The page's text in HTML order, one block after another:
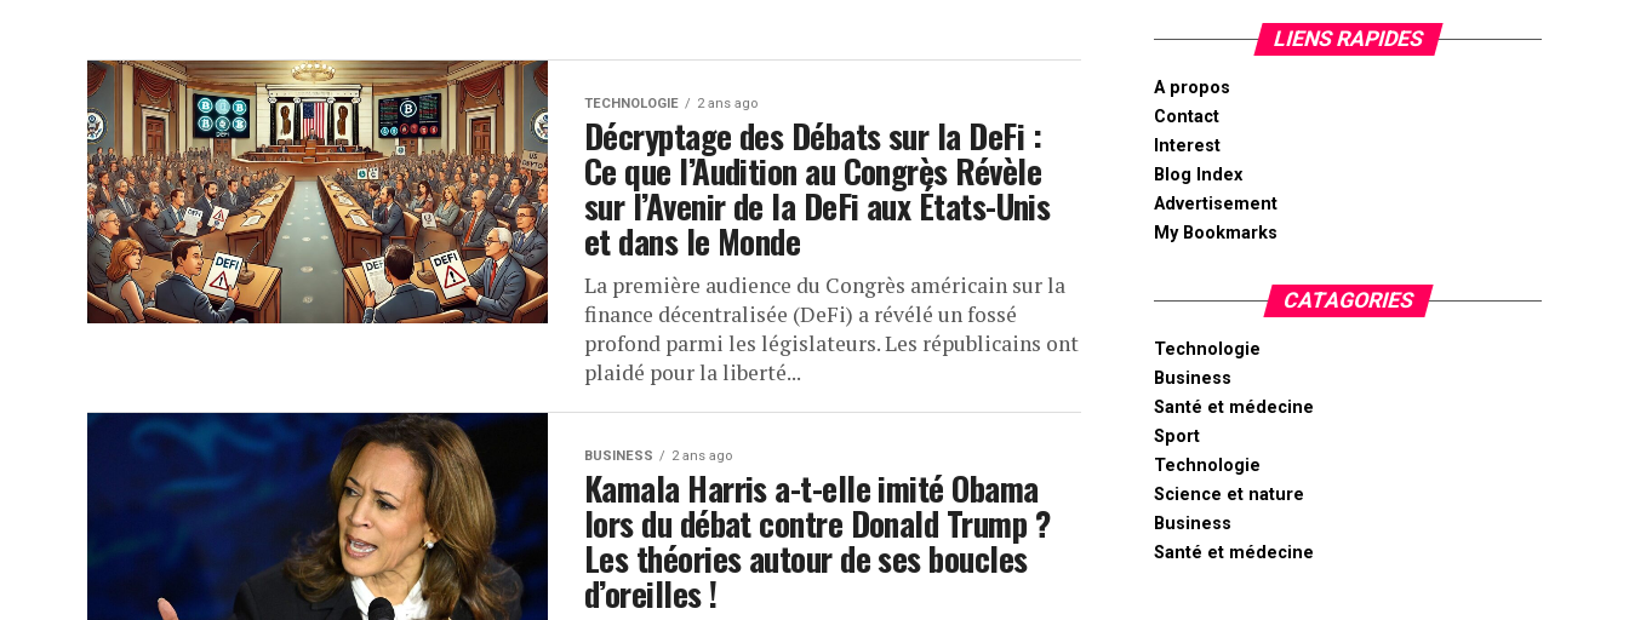
TECHNOLOGIE 2 ans ago
Décryptage des Débats sur la DeFi :
Ce que l’Audition au Congrès Révèle
sur l’Avenir de la DeFi aux États-Unis
et dans le Monde
La première audience du Congrès américain sur la
finance décentralisée (DeFi) a révélé un fossé
profond parmi les législateurs. Les républicains ont
plaidé pour la liberté...
BUSINESS 2 ans ago
Kamala Harris a-t-elle imité Obama
lors du débat contre Donald Trump ?
Les théories autour de ses boucles
d’oreilles !
LIENS RAPIDES
A propos
Contact
Interest
Blog Index
Advertisement
My Bookmarks
CATAGORIES
Technologie
Business
Santé et médecine
Sport
Technologie
Science et nature
Business
Santé et médecine